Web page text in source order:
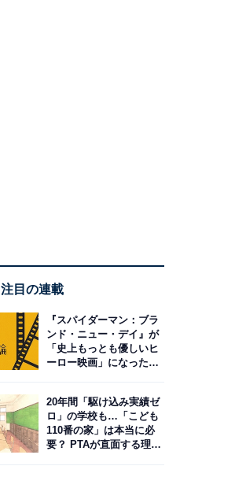
注目の連載
『スパイダーマン：ブラ
ンド・ニュー・デイ』が
「史上もっとも優しいヒ
ーロー映画」になった理
20年間「駆け込み実績ゼ
ロ」の学校も…「こども
110番の家」は本当に必
要？ PTAが直面する理想